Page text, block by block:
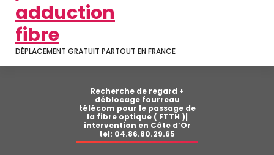
DÉPLACEMENT GRATUIT PARTOUT EN FRANCE
Recherche de regard +
déblocage fourreau
télécom pour le passage de
la fibre optique ( FTTH )|
intervention en Côte d’Or
tel: 04.86.80.29.65